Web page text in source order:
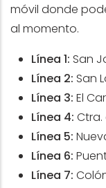
móvil donde
al momento.
Línea 1: San
Línea 2: San
Línea 3: El
Línea 4: Ctra.
Línea 5:
Línea 6:
Línea 7: